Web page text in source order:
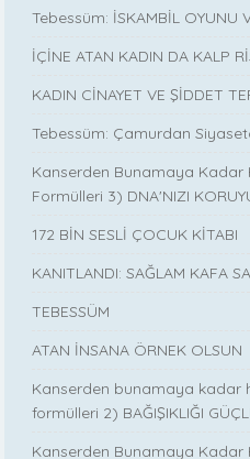
Tebessüm: İSKAMBİL OYUNU
İÇİNE ATAN KADIN DA KALP
KADIN CİNAYET VE ŞİDDET
Tebessüm: Çamurdan
Kanserden Bunamaya Kadar
Formülleri 3) DNA'NIZI
172 BİN SESLİ ÇOCUK KİTABI
KANITLANDI: SAĞLAM KAFA
TEBESSÜM
ATAN İNSANA ÖRNEK OLSUN
Kanserden bunamaya kadar
formülleri 2) BAĞIŞIKLIĞI
Kanserden Bunamaya Kadar